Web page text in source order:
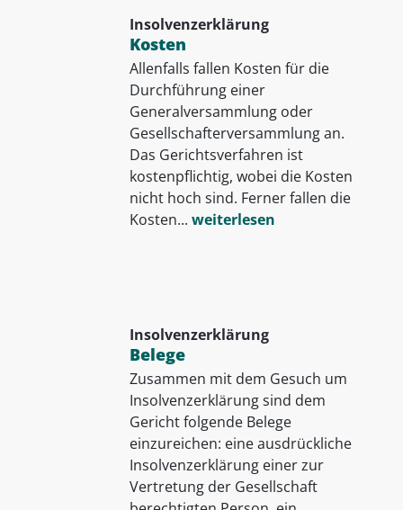
Insolvenzerklärung
Kosten
Allenfalls fallen Kosten für die
Durchführung einer
Generalversammlung oder
Gesellschafterversammlung an.
Das Gerichtsverfahren ist
kostenpflichtig, wobei die Kosten
nicht hoch sind. Ferner fallen die
Kosten... weiterlesen
Insolvenzerklärung
Belege
Zusammen mit dem Gesuch um
Insolvenzerklärung sind dem
Gericht folgende Belege
einzureichen: eine ausdrückliche
Insolvenzerklärung einer zur
Vertretung der Gesellschaft